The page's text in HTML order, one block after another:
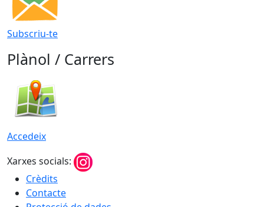
Subscriu-te
Plànol / Carrers
Accedeix
Xarxes socials:
Crèdits
Contacte